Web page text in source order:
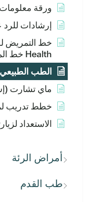
ورقة
إرشادات
Health خط الممرضات)
الطب الطبيعي
ماي تشارت
خطط تدريب لمدة 6
الاستعداد
أمراض الرئة
طب القدم